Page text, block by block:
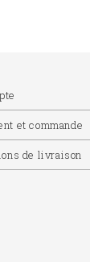
et commande
de livraison